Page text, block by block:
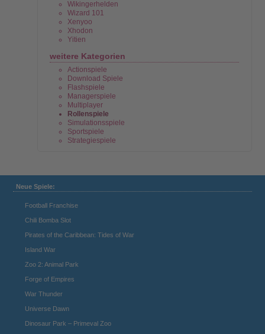
Wikingerhelden
Wizard 101
Xenyoo
Xhodon
Yitien
weitere Kategorien
Actionspiele
Download Spiele
Flashspiele
Managerspiele
Multiplayer
Rollenspiele
Simulationsspiele
Sportspiele
Strategiespiele
Neue Spiele:
Football Franchise
Chili Bomba Slot
Pirates of the Caribbean: Tides of War
Island War
Zoo 2: Animal Park
Forge of Empires
War Thunder
Universe Dawn
Dinosaur Park – Primeval Zoo